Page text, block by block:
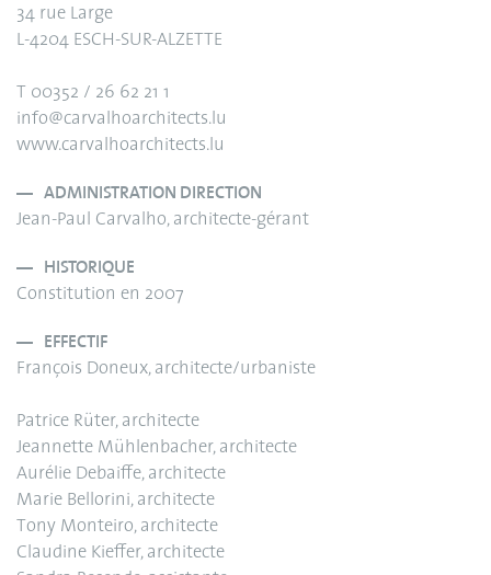
34 rue Large
L-4204 ESCH-SUR-ALZETTE
T 00352 / 26 62 21 1
info@carvalhoarchitects.lu
www.carvalhoarchitects.lu
ADMINISTRATION DIRECTION
Jean-Paul Carvalho, architecte-gérant
HISTORIQUE
Constitution en 2007
EFFECTIF
François Doneux, architecte/urbaniste
Patrice Rüter, architecte
Jeannette Mühlenbacher, architecte
Aurélie Debaiffe, architecte
Marie Bellorini, architecte
Tony Monteiro, architecte
Claudine Kieffer, architecte